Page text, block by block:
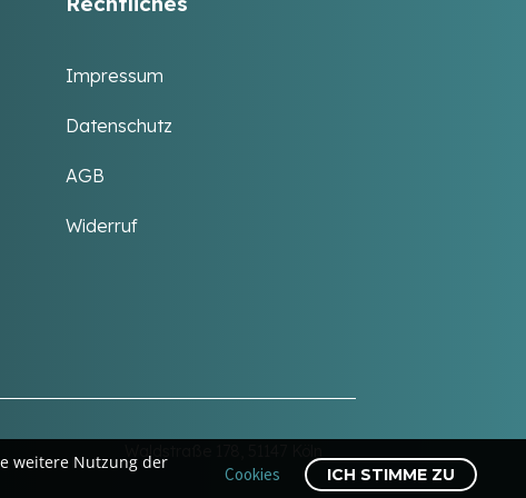
Impressum
Datenschutz
AGB
Widerruf
Waldstraße 178, 51147 Köln
weitere Nutzung der
Cookies ICH STIMME ZU